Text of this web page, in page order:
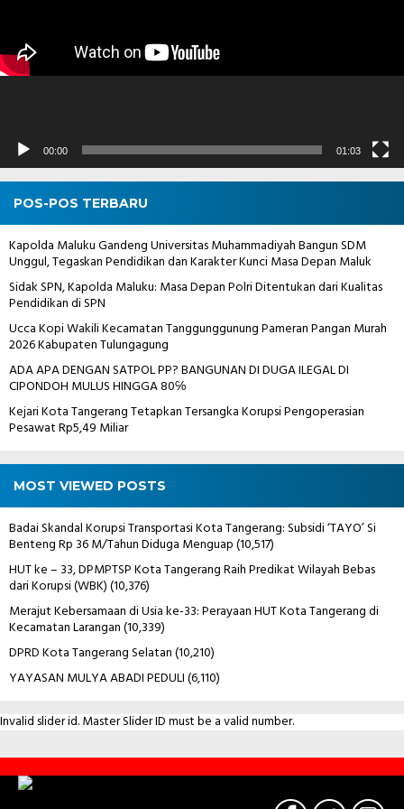
00:00 01:03
POS-POS TERBARU
Kapolda Maluku Gandeng Universitas Muhammadiyah Bangun SDM
Unggul, Tegaskan Pendidikan dan Karakter Kunci Masa Depan Maluk
Sidak SPN, Kapolda Maluku: Masa Depan Polri Ditentukan dari Kualitas
Pendidikan di SPN
Ucca Kopi Wakili Kecamatan Tanggunggunung Pameran Pangan Murah
2026 Kabupaten Tulungagung
ADA APA DENGAN SATPOL PP? BANGUNAN DI DUGA ILEGAL DI
CIPONDOH MULUS HINGGA 80℅
Kejari Kota Tangerang Tetapkan Tersangka Korupsi Pengoperasian
Pesawat Rp5,49 Miliar
MOST VIEWED POSTS
Badai Skandal Korupsi Transportasi Kota Tangerang: Subsidi ‘TAYO’ Si
Benteng Rp 36 M/Tahun Diduga Menguap(10,517)
HUT ke – 33, DPMPTSP Kota Tangerang Raih Predikat Wilayah Bebas
dari Korupsi (WBK)(10,376)
Merajut Kebersamaan di Usia ke-33: Perayaan HUT Kota Tangerang di
Kecamatan Larangan(10,339)
DPRD Kota Tangerang Selatan(10,210)
YAYASAN MULYA ABADI PEDULI(6,110)
Invalid slider id. Master Slider ID must be a valid number.
Contact
Us